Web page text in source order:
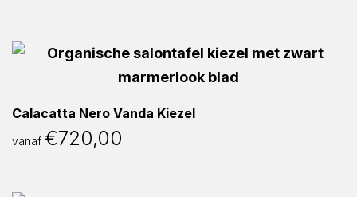
Calacatta Nero Vanda Kiezel
vanaf €720,00